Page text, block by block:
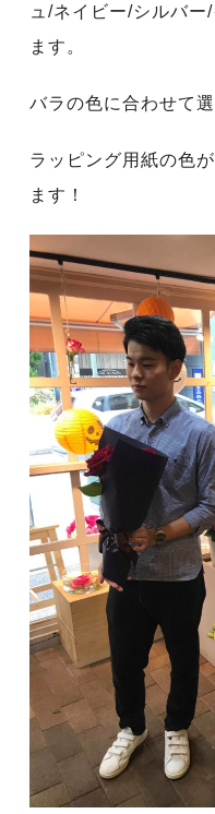
ュ/ネイビー/シルバ
ます。
バラの色に合わせて
ラッピング用紙の色
ます！